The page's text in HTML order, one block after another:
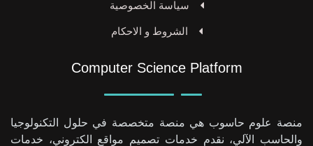
Computer Science Platform
منصة علوم حاسوب هي منصة متخصصة في حلول التكنولوجيا
والحاسب الآلي، نقدم خدمات تصميم مواقع الكتروني، خدمات
سياسة الخصوصية
الشروط و الاحكام